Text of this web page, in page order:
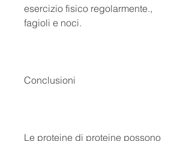
esercizio fisico regolarmente.,
fagioli e noci.
Conclusioni
Le proteine ​​di proteine possono